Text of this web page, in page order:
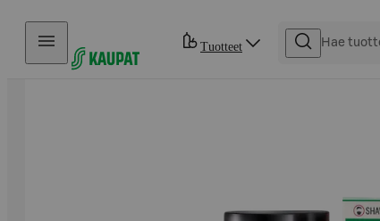
Hyppää sisältöön
Tuotteet